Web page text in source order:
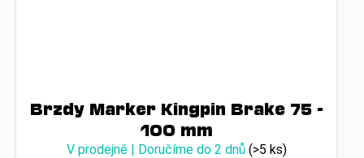
Brzdy Marker Kingpin Brake 75 -
100 mm
V prodejně | Doručíme do 2 dnů (>5 ks)